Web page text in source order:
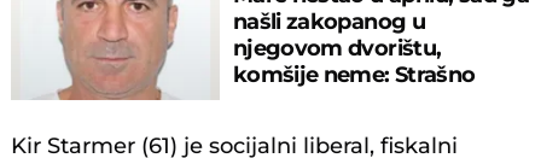
našli zakopanog u
njegovom dvorištu,
komšije neme: Strašno
Kir Starmer (61) je socijalni liberal, fiskalni